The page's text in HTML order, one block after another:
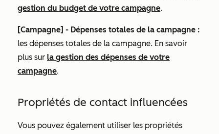
gestion du budget de votre campagne.
[Campagne] - Dépenses totales de la campagne :
les dépenses totales de la campagne. En savoir
plus sur la gestion des dépenses de votre
campagne.
Propriétés de contact influencées
Vous pouvez également utiliser les propriétés